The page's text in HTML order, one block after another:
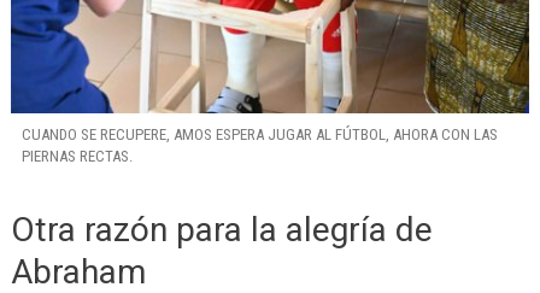
CUANDO SE RECUPERE, AMOS ESPERA JUGAR AL FÚTBOL, AHORA CON LAS
PIERNAS RECTAS.
Otra razón para la alegría de
Abraham